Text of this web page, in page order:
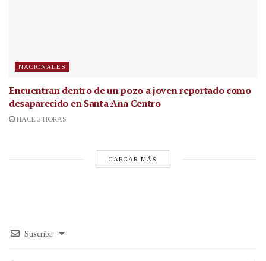
NACIONALES
Encuentran dentro de un pozo a joven reportado como
desaparecido en Santa Ana Centro
HACE 3 HORAS
CARGAR MÁS
Suscribir